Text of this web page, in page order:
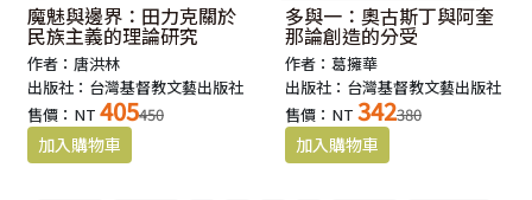
魔魅與邊界：田力克關於
民族主義的理論研究
作者：唐洪林
出版社：台灣基督教文藝出版社
售價：NT 405450
多與一：奧古斯丁與阿奎
那論創造的分受
作者：葛擁華
出版社：台灣基督教文藝出版社
售價：NT 342380